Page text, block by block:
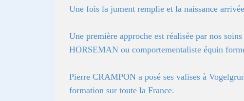
Une fois la jument remplie et la naissance
Une première approche est réalisée par nos
HORSEMAN ou comportementaliste équin
Pierre CRAMPON a posé ses valises à
formation sur toute la France.